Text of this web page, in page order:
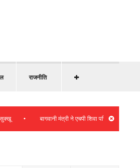
राजनीति
• बागवानी मंत्री ने एचपी शिवा परियोजना की समीक्षा